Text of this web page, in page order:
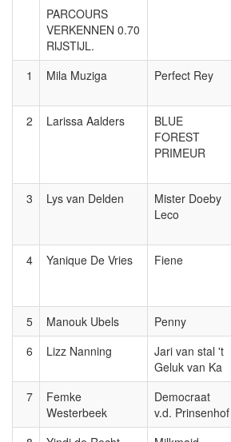
PARCOURS
VERKENNEN 0.70
RIJSTIJL.
1
Mila Muziga Perfect Rey
2
Larissa Aalders
BLUE
FOREST
PRIMEUR
3
Lys van Delden
Mister Doeby
Leco
4
Yanique De Vries Fiene
5
Manouk Ubels Penny
6
Lizz Nanning
Jari van stal 't
Geluk van Ka
7
Femke
Westerbeek
Democraat
v.d. Prinsenhof